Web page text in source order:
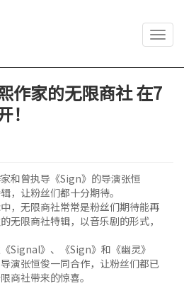
作家的无限商社 在7
和曾执导《Sign》的导演张恒
，让粉丝们都十分期待。
，无限商社常常是粉丝们期待能再
无限商社特辑，以音乐剧的形式，
Signal》、《Sign》和《幽灵》
演张恒俊一同合作，让粉丝们都已
商社带来的惊喜。